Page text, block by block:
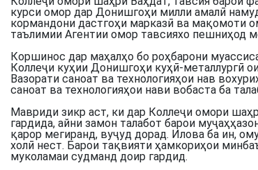
курси омор дар Донишгоҳи милли амалӣ
кормандони дастгоҳи марказӣ ва мақомоти
таълимии Агентии омор тавсияхо пешниҳод
Коршинос дар маҳалҳо бо роҳбарони
Коллеҷи куҳии Донишгоҳи куҳӣ-металлургӣ
Вазорати саноат ва технологияҳои нав
саноат ва технологияҳои нави вобаста ба
Мавриди зикр аст, ки дар Коллеҷи омори
гардида, айни замон талабот барои
қарор мегиранд, вуҷуд дорад. Илова ба ин,
холӣ нест. Барои тақвияти ҳамкориҳои
муколамаи судманд доир гардид.